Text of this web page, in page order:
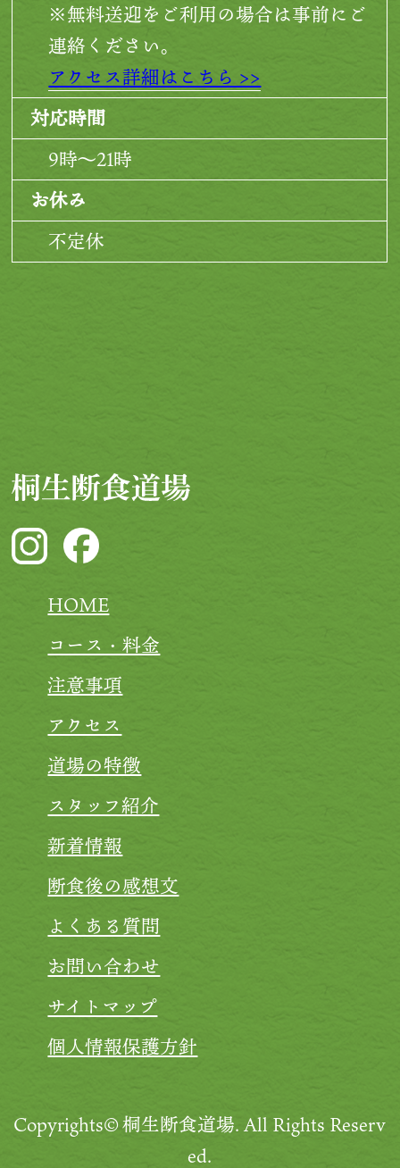
※無料送迎をご利用の場合は事前にご
連絡ください。
アクセス詳細はこちら >>
対応時間
9時～21時
お休み
不定休
HOME
コース・料金
注意事項
アクセス
道場の特徴
スタッフ紹介
新着情報
断食後の感想文
よくある質問
お問い合わせ
サイトマップ
個人情報保護方針
Copyrights©桐生断食道場.All Rights Reserv
ed.